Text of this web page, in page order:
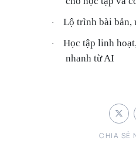
· Lộ trình bài bản,
·
Học tập linh
nhanh từ AI
CHIA SẺ